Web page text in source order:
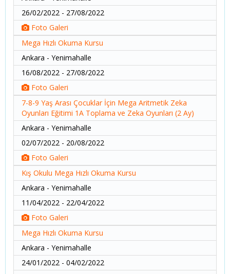
26/02/2022 - 27/08/2022
Foto Galeri
Mega Hızlı Okuma Kursu
Ankara - Yenimahalle
16/08/2022 - 27/08/2022
Foto Galeri
7-8-9 Yaş Arası Çocuklar İçin Mega Aritmetik Zeka
Oyunları Eğitimi 1A Toplama ve Zeka Oyunları (2 Ay)
Ankara - Yenimahalle
02/07/2022 - 20/08/2022
Foto Galeri
Kış Okulu Mega Hızlı Okuma Kursu
Ankara - Yenimahalle
11/04/2022 - 22/04/2022
Foto Galeri
Mega Hızlı Okuma Kursu
Ankara - Yenimahalle
24/01/2022 - 04/02/2022